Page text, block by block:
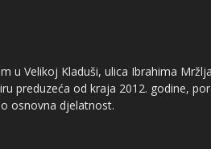
u Velikoj Kladuši, ulica Ibrahima
preduzeća od kraja 2012. godine,
osnovna djelatnost.